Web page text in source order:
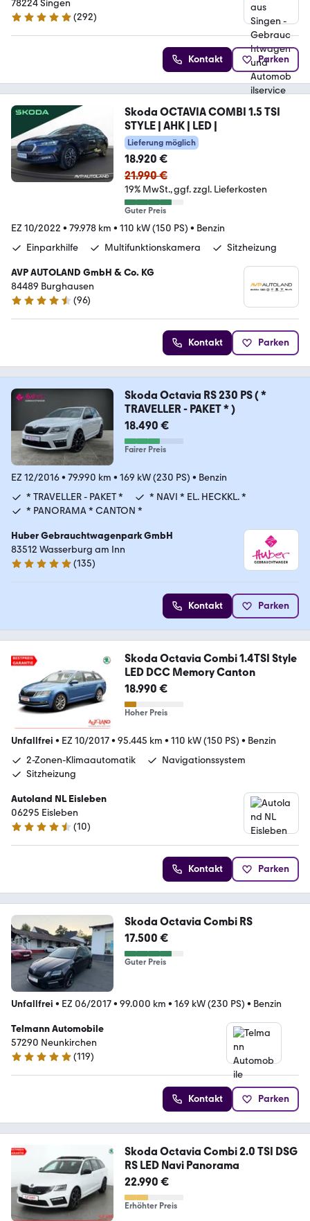
Automobilservice
78224 Singen
5 Sterne
(292)
Kontakt Parken
Skoda OCTAVIA COMBI 1.5 TSI
STYLE | AHK | LED |
Lieferung möglich
18.920 €
21.990 €
19% MwSt. ggf. zzgl. Lieferkosten
Guter Preis
EZ 10/2022 • 79.978 km • 110 kW (150 PS) • Benzin
Einparkhilfe
Multifunktionskamera Sitzheizung
AVP AUTOLAND GmbH & Co. KG
84489 Burghausen
4.7 Sterne
(96)
Kontakt Parken
Skoda Octavia RS 230 PS ( *
TRAVELLER - PAKET * )
18.490 €
Fairer Preis
EZ 12/2016• 79.990 km • 169 kW (230 PS) • Benzin
* TRAVELLER - PAKET *
* NAVI * EL. HECKKL. *
* PANORAMA * CANTON *
Huber Gebrauchtwagenpark GmbH
83512 Wasserburg am Inn
5 Sterne
(135)
Kontakt Parken
Skoda Octavia Combi 1.4TSI Style
LED DCC Memory Canton
18.990 €
Hoher Preis
Unfallfrei • EZ 10/2017• 95.445 km • 110 kW (150 PS) • Benzin
2-Zonen-Klimaautomatik
Navigationssystem
Sitzheizung
Autoland NL Eisleben
06295 Eisleben
4.6 Sterne
(10)
Kontakt Parken
Skoda Octavia Combi RS
17.500 €
Guter Preis
Unfallfrei • EZ 06/2017• 99.000 km • 169 kW (230 PS) • Benzin
Telmann Automobile
57290 Neunkirchen
5 Sterne
(119)
Kontakt Parken
Skoda Octavia Combi 2.0 TSI DSG
RS LED Navi Panorama
22.990 €
Erhöhter Preis